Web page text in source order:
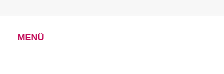
MENÜ